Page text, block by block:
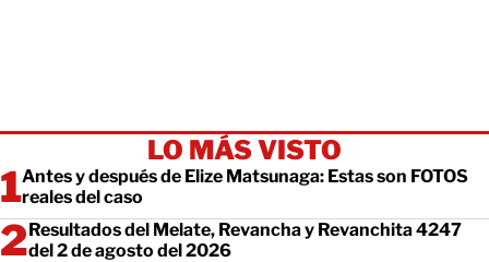
LO MÁS VISTO
Antes y después de Elize Matsunaga: Estas son FOTOS
reales del caso
Resultados del Melate, Revancha y Revanchita 4247
del 2 de agosto del 2026